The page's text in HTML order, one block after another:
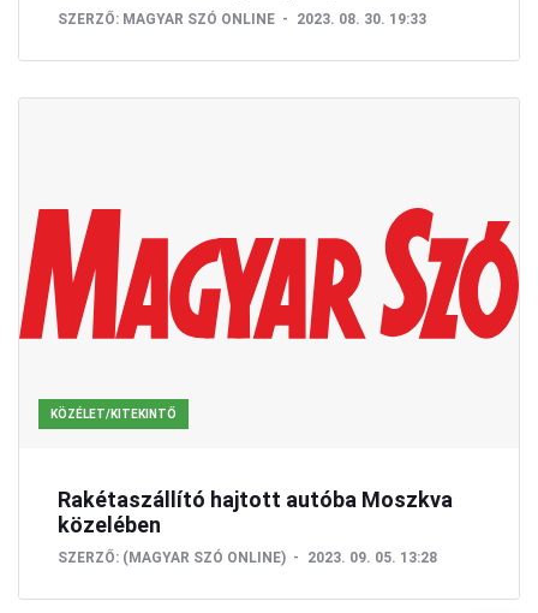
SZERZŐ: MAGYAR SZÓ ONLINE 2023. 08. 30. 19:33
KÖZÉLET/KITEKINTŐ
Rakétaszállító hajtott autóba Moszkva
közelében
SZERZŐ: (MAGYAR SZÓ ONLINE) 2023. 09. 05. 13:28